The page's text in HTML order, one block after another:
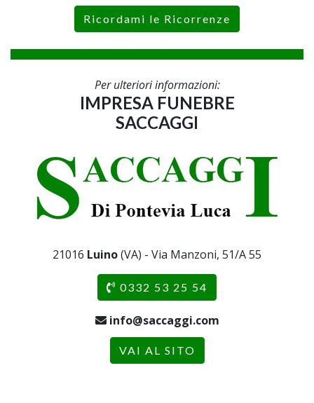
Ricordami le Ricorrenze
Per ulteriori informazioni:
IMPRESA FUNEBRE
SACCAGGI
21016 Luino(VA) - Via Manzoni, 51/A 55
0332 53 25 54
info@saccaggi.com
VAI AL SITO